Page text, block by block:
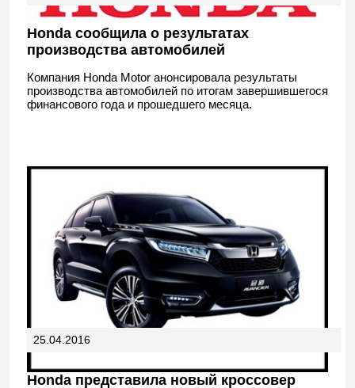
Honda сообщила о результатах
производства автомобилей
Компания Honda Motor анонсировала результаты
производства автомобилей по итогам завершившегося
финансового года и прошедшего месяца.
25.04.2016
Honda представила новый кроссовер